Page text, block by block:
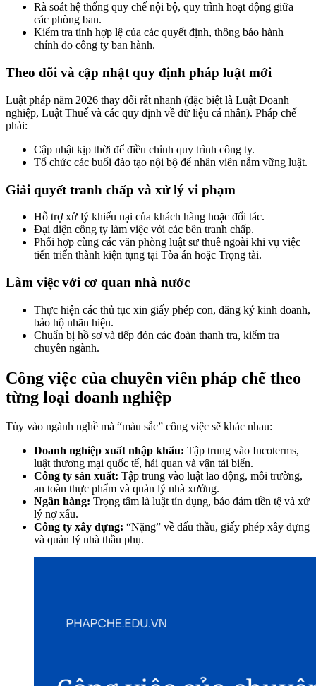
Rà soát hệ thống quy chế nội bộ, quy trình hoạt động giữa
các phòng ban.
Kiểm tra tính hợp lệ của các quyết định, thông báo hành
chính do công ty ban hành.
Theo dõi và cập nhật quy định pháp luật mới
Luật pháp năm 2026 thay đổi rất nhanh (đặc biệt là Luật Doanh
nghiệp, Luật Thuế và các quy định về dữ liệu cá nhân). Pháp chế
phải:
Cập nhật kịp thời để điều chỉnh quy trình công ty.
Tổ chức các buổi đào tạo nội bộ để nhân viên nắm vững luật.
Giải quyết tranh chấp và xử lý vi phạm
Hỗ trợ xử lý khiếu nại của khách hàng hoặc đối tác.
Đại diện công ty làm việc với các bên tranh chấp.
Phối hợp cùng các văn phòng luật sư thuê ngoài khi vụ việc
tiến triển thành kiện tụng tại Tòa án hoặc Trọng tài.
Làm việc với cơ quan nhà nước
Thực hiện các thủ tục xin giấy phép con, đăng ký kinh doanh,
bảo hộ nhãn hiệu.
Chuẩn bị hồ sơ và tiếp đón các đoàn thanh tra, kiểm tra
chuyên ngành.
Công việc của chuyên viên pháp chế theo
từng loại doanh nghiệp
Tùy vào ngành nghề mà “màu sắc” công việc sẽ khác nhau:
Doanh nghiệp xuất nhập khẩu: Tập trung vào Incoterms,
luật thương mại quốc tế, hải quan và vận tải biển.
Công ty sản xuất: Tập trung vào luật lao động, môi trường,
an toàn thực phẩm và quản lý nhà xưởng.
Ngân hàng: Trọng tâm là luật tín dụng, bảo đảm tiền tệ và xử
lý nợ xấu.
Công ty xây dựng: “Nặng” về đấu thầu, giấy phép xây dựng
và quản lý nhà thầu phụ.